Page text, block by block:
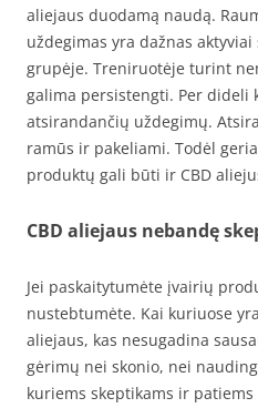
aliejaus duodamą naudą.
uždegimas yra dažnas
grupėje. Treniruotėje turint
galima persistengti. Per dideli
atsirandančių uždegimų.
ramūs ir pakeliami. Todėl
produktų gali būti ir CBD
CBD aliejaus nebandę
Jei paskaitytumėte įvairių
nustebtumėte. Kai kuriuose
aliejaus, kas nesugadina
gėrimų nei skonio, nei
kuriems skeptikams ir